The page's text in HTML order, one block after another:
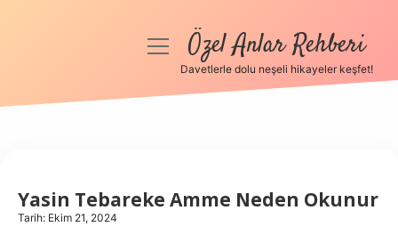
Anasayfa
Hakkımızda
menüyüÖzel Anlar Rehberi
Davetlerle dolu neşeli hikayeler keşfet!
Yasin Tebareke Amme Neden Okunur
Tarih: Ekim 21, 2024